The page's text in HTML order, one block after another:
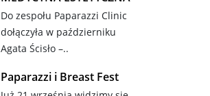
Do zespołu Paparazzi Clinic
dołączyła w październiku
Agata Ścisło –..
Paparazzi i Breast Fest